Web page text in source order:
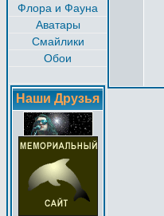
Флора и Фауна
Аватары
Смайлики
Обои
Наши Друзья